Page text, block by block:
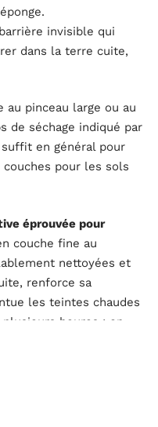
invisible qui
dans la terre cuite,
au pinceau large ou au
de séchage indiqué par
en général pour
pour les sols
éprouvée pour
couche fine au
nettoyées et
renforce sa
les teintes chaudes
heures : on